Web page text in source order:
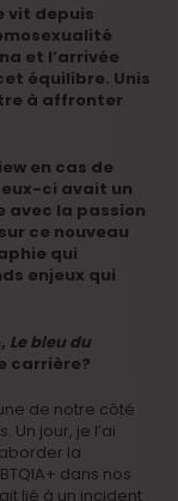
vit depuis
et l’arrivée
équilibre. Unis
à affronter
en cas de
ci avait un
avec la passion
ce nouveau
qui
enjeux qui
Le bleu du
carrière?
de notre côté
jour, je l’ai
la
dans nos
lié à un incident